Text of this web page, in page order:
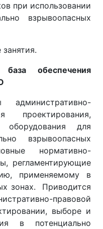
при использовании
взрывоопасных
база обеспечения
административно-
проектирования,
для
взрывоопасных
нормативно-
регламентирующие
применяемому в
зонах. Приводится
правовой
выборе и
в потенциально